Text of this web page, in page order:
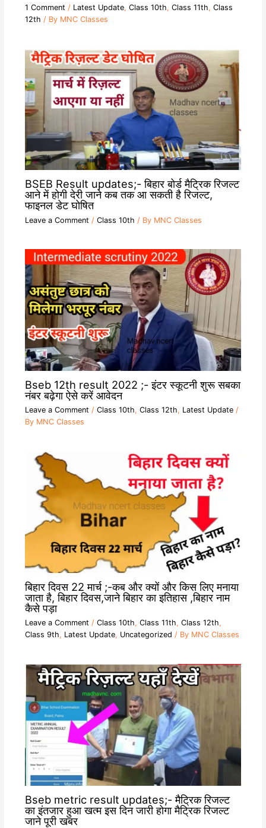
1 Comment / Latest Update, Class 10th, Class 11th, Class
12th / By MNC Classes
BSEB Result updates;- बिहार बोर्ड मैट्रिक रिजल्ट
आने में होगी देरी जाने कब तक आ सकती है रिजल्ट,
फाइनल डेट घोषित
Leave a Comment / Class 10th / By MNC Classes
Bseb 12th result 2022 ;- इंटर स्कूटनी शुरू सबका
नंबर बढ़ेगा ऐसे करें आवेदन
Leave a Comment / Class 10th, Class 12th, Latest Update/
By MNC Classes
बिहार दिवस 22 मार्च ;-कब और क्यों और किस लिए मनाया
जाता है, बिहार दिवस,जाने बिहार का इतिहास ,बिहार नाम
कैसे पड़ा
Leave a Comment / Class 10th, Class 11th, Class 12th,
Class 9th, Latest Update, Uncategorized / By MNC Classes
Bseb metric result updates;- मैट्रिक रिजल्ट
का इंतजार हुआ खत्म इस दिन जारी होगा मैट्रिक रिजल्ट
जाने पूरी खबर